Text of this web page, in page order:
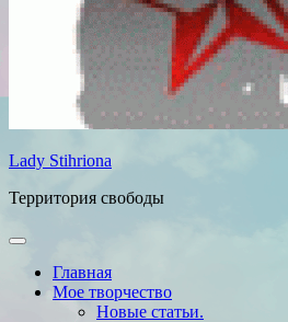
Lady Stihriona
Территория свободы
Главная
Мое творчество
Новые статьи.